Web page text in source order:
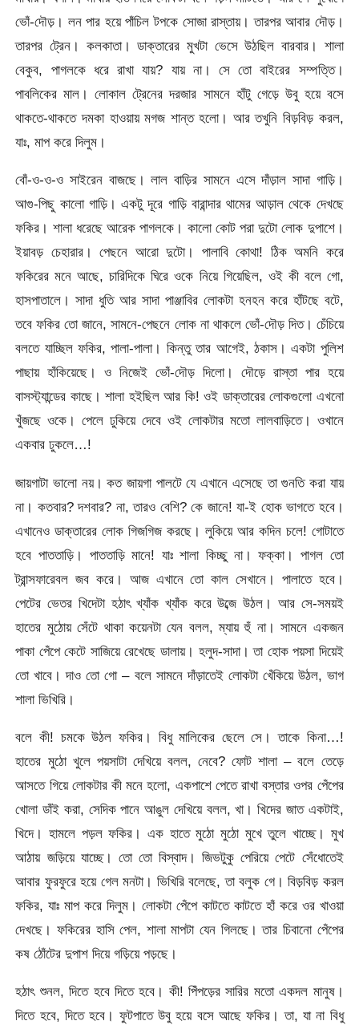
ভোঁ-দৌড়। লন পার হয়ে পাঁচিল টপকে সোজা রাস্তায়। তারপর আবার দৌড়।
তারপর ট্রেন। কলকাতা। ডাক্তারের মুখটা ভেসে উঠছিল বারবার। শালা
বেকুব, পাগলকে ধরে রাখা যায়? যায় না। সে তো বাইরের সম্পত্তি।
পাবলিকের মাল। লোকাল ট্রেনের দরজার সামনে হাঁটু গেড়ে উবু হয়ে বসে
থাকতে-থাকতে দমকা হাওয়ায় মগজ শান্ত হলো। আর তখুনি বিড়বিড় করল,
যাঃ, মাপ করে দিলুম।
বোঁ-ও-ও-ও সাইরেন বাজছে। লাল বাড়ির সামনে এসে দাঁড়াল সাদা গাড়ি।
আগু-পিছু কালো গাড়ি। একটু দূরে গাড়ি বারান্দার থামের আড়াল থেকে দেখছে
ফকির। শালা ধরেছে আরেক পাগলকে। কালো কোট পরা দুটো লোক দুপাশে।
ইয়াবড় চেহারার। পেছনে আরো দুটো। পালাবি কোথা! ঠিক অমনি করে
ফকিরের মনে আছে, চারিদিকে ঘিরে ওকে নিয়ে গিয়েছিল, ওই কী বলে গো,
হাসপাতালে। সাদা ধুতি আর সাদা পাঞ্জাবির লোকটা হনহন করে হাঁটছে বটে,
তবে ফকির তো জানে, সামনে-পেছনে লোক না থাকলে ভোঁ-দৌড় দিত। চেঁচিয়ে
বলতে যাচ্ছিল ফকির, পালা-পালা। কিন্তু তার আগেই, ঠকাস। একটা পুলিশ
পাছায় হাঁকিয়েছে। ও নিজেই ভোঁ-দৌড় দিলো। দৌড়ে রাস্তা পার হয়ে
বাসস্ট্যান্ডের কাছে। শালা হইছিল আর কি! ওই ডাক্তারের লোকগুলো এখনো
খুঁজছে ওকে। পেলে ঢুকিয়ে দেবে ওই লোকটার মতো লালবাড়িতে। ওখানে
একবার ঢুকলে…!
জায়গাটা ভালো নয়। কত জায়গা পালটে যে এখানে এসেছে তা গুনতি করা যায়
না। কতবার? দশবার? না, তারও বেশি? কে জানে! যা-ই হোক ভাগতে হবে।
এখানেও ডাক্তারের লোক গিজগিজ করছে। লুকিয়ে আর কদিন চলে! গোটাতে
হবে পাততাড়ি। পাততাড়ি মানে! যাঃ শালা কিচ্ছু না। ফক্কা। পাগল তো
ট্রান্সফারেবল জব করে। আজ এখানে তো কাল সেখানে। পালাতে হবে।
পেটের ভেতর খিদেটা হঠাৎ খ্যাঁক খ্যাঁক করে উব্জে উঠল। আর সে-সময়ই
হাতের মুঠোয় সেঁটে থাকা কয়েনটা যেন বলল, ম্যায় হুঁ না। সামনে একজন
পাকা পেঁপে কেটে সাজিয়ে রেখেছে ডালায়। হলুদ-সাদা। তা হোক পয়সা দিয়েই
তো খাবে। দাও তো গো – বলে সামনে দাঁড়াতেই লোকটা খেঁকিয়ে উঠল, ভাগ
শালা ভিখিরি।
বলে কী! চমকে উঠল ফকির। বিধু মালিকের ছেলে সে। তাকে কিনা…!
হাতের মুঠো খুলে পয়সাটা দেখিয়ে বলল, নেবে? ফোট শালা – বলে তেড়ে
আসতে গিয়ে লোকটার কী মনে হলো, একপাশে পেতে রাখা বস্তার ওপর পেঁপের
খোলা ডাঁই করা, সেদিক পানে আঙুল দেখিয়ে বলল, খা। খিদের জাত একটাই,
খিদে। হামলে পড়ল ফকির। এক হাতে মুঠো মুঠো মুখে তুলে খাচ্ছে। মুখ
আঠায় জড়িয়ে যাচ্ছে। তো তো বিস্বাদ। জিভটুকু পেরিয়ে পেটে সেঁধোতেই
আবার ফুরফুরে হয়ে গেল মনটা। ভিখিরি বলেছে, তা বলুক গে। বিড়বিড় করল
ফকির, যাঃ মাপ করে দিলুম। লোকটা পেঁপে কাটতে কাটতে হাঁ করে ওর খাওয়া
দেখছে। ফকিরের হাসি পেল, শালা মাপটা যেন গিলছে। তার চিবানো পেঁপের
কষ ঠোঁটের দুপাশ দিয়ে গড়িয়ে পড়ছে।
হঠাৎ শুনল, দিতে হবে দিতে হবে। কী! পিঁপড়ের সারির মতো একদল মানুষ।
দিতে হবে, দিতে হবে। ফুটপাতে উবু হয়ে বসে আছে ফকির। তা, যা না বিধু